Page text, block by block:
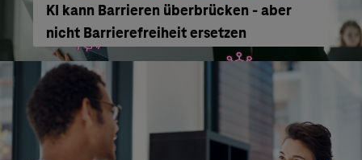
KI kann Barrieren überbrücken - aber
nicht Barrierefreiheit ersetzen